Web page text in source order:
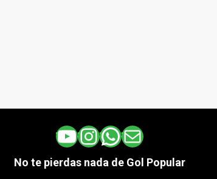
YouTube
Instagram
WhatsApp
Correo electrónico
No te pierdas nada de Gol Popular